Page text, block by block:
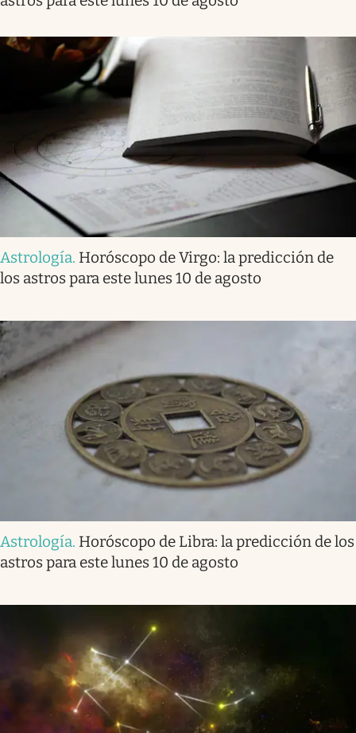
Astrología. Horóscopo de Virgo: la predicción de
los astros para este lunes 10 de agosto
Astrología. Horóscopo de Libra: la predicción de los
astros para este lunes 10 de agosto